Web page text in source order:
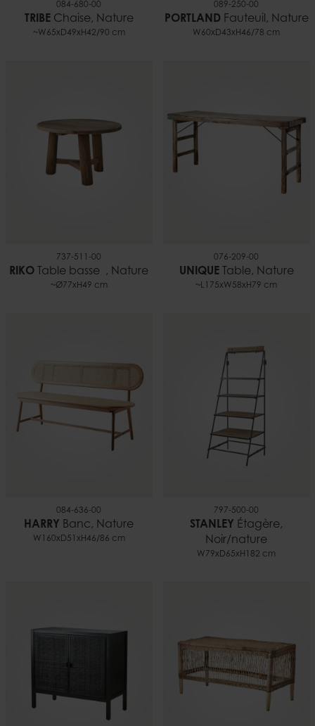
084-680-00
TRIBEChaise, Nature
~W65xD49xH42/90 cm
089-250-00
PORTLAND Fauteuil, Nature
W60xD43xH46/78 cm
737-511-00
RIKO Table basse , Nature
~Ø77xH49 cm
076-209-00
UNIQUETable, Nature
~L175xW58xH79 cm
084-636-00
HARRY Banc, Nature
W160xD51xH46/86 cm
797-500-00
STANLEY Étagère,
Noir/nature
W79xD65xH182 cm